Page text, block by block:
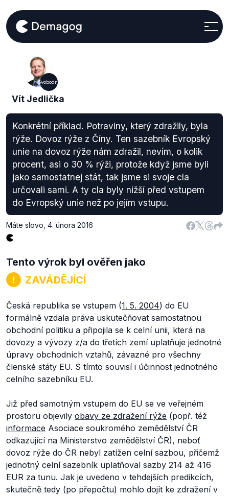
Svobodní
Vít Jedlička
Konkrétní příklad. Potraviny, který zdražily, byla
rýže. Dovoz rýže z Číny. Ten sazebník Evropský
unie na dovoz rýže nám zdražil, nevím, o kolik
procent, asi o 30 % rýži, protože když jsme byli
jako samostatnej stát, tak jsme si svoje cla
určovali sami. A ty cla byly nižší před vstupem
do Evropský unie než po jejím vstupu.
Máte slovo 4. února 2016
Tento výrok byl ověřen jako
ZAVÁDĚJÍCÍ
Česká republika se vstupem (1. 5. 2004) do EU
formálně vzdala práva uskutečňovat samostatnou
obchodní politiku a připojila se k celní unii, která na
dovozy a vývozy z/a do třetích zemí uplatňuje jednotné
úpravy obchodních vztahů, závazné pro všechny
členské státy EU. S tímto souvisí i účinnost jednotného
celního sazebníku EU.
Již před samotným vstupem do EU se ve veřejném
prostoru objevily obavy ze zdražení rýže (popř. též
informace Asociace soukromého zemědělství ČR
odkazující na Ministerstvo zemědělství ČR), neboť
dovoz rýže do ČR nebyl zatížen celní sazbou, přičemž
jednotný celní sazebník uplatňoval sazby 214 až 416
EUR za tunu. Jak je uvedeno v tehdejších predikcích,
skutečně tedy (po přepočtu) mohlo dojít ke zdražení v